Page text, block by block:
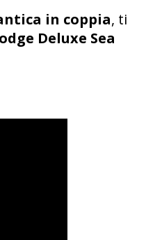
in coppia, ti
Deluxe Sea